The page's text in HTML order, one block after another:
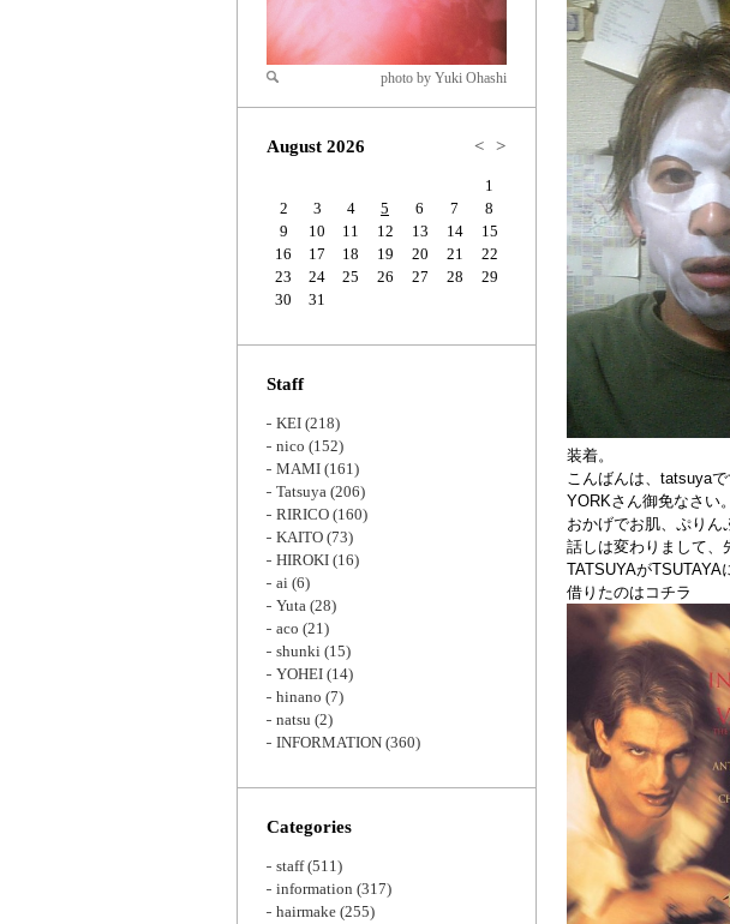
装着。
こんばんは、tatsuyaで
YORKさん御免なさい
おかげでお肌、ぷりん
話しは変わりまして、
TATSUYAがTSUTAYA
借りたのはコチラ
Zoom
photo by Yuki Ohashi
August 2026 < >
1
2
3 4 5 6 7
8
9
10 11 12 13 14
15
16
17 18 19 20 21
22
23
24 25 26 27 28
29
30
31
Staff
KEI (218)
nico (152)
MAMI (161)
Tatsuya (206)
RIRICO (160)
KAITO (73)
HIROKI (16)
ai (6)
Yuta (28)
aco (21)
shunki (15)
YOHEI (14)
hinano (7)
natsu (2)
INFORMATION (360)
Categories
staff(511)
information (317)
hairmake (255)